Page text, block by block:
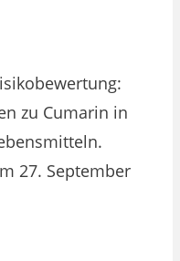
zu Cumarin in
27. September